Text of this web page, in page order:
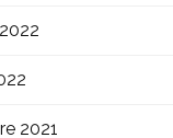
2021